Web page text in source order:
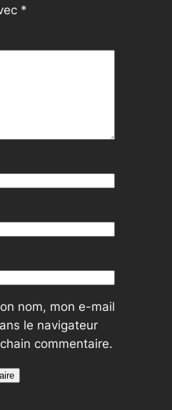
*
nom, mon e-mail
le navigateur
commentaire.